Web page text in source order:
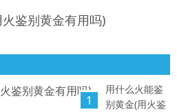
鉴别黄金有用吗)
1
用什么火能鉴
别黄金(用火鉴